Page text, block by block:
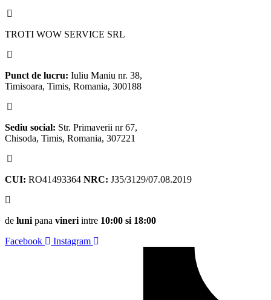
TROTI WOW SERVICE SRL
Punct de lucru: Iuliu Maniu nr. 38,
Timisoara, Timis, Romania, 300188
Sediu social: Str. Primaverii nr 67,
Chisoda, Timis, Romania, 307221
CUI: RO41493364 NRC: J35/3129/07.08.2019
de luni pana vineri intre 10:00 si 18:00
Facebook
Instagram